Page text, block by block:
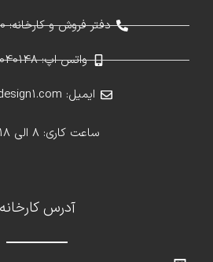
دفتر فروش و کارخانه: 02691301060
واتس اپ: 09924040148
ایمیل: info@zdesign1.com
ساعت کاری: 8 الی 18 عصر
آدرس کارخانه